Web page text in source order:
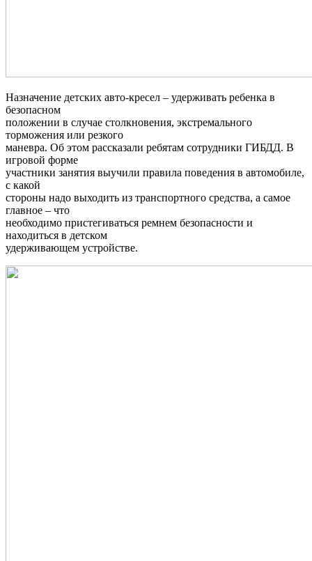
Назначение детских авто-кресел – удерживать ребенка в
безопасном
положении в случае столкновения, экстремального
торможения или резкого
маневра. Об этом рассказали ребятам сотрудники ГИБДД. В
игровой форме
участники занятия выучили правила поведения в автомобиле,
с какой
стороны надо выходить из транспортного средства, а самое
главное – что
необходимо пристегиваться ремнем безопасности и
находиться в детском
удерживающем устройстве.